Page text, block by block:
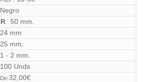
Negro
50 mm.
24 mm
25 mm.
1 - 2 mm.
100 Unds
De:32,00€